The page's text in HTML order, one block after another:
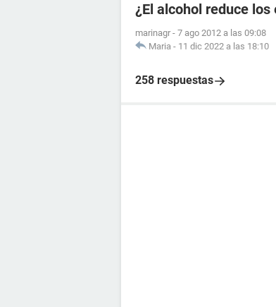
¿El alcohol reduce
marinagr - 7 ago 2012 a las 09:08
Maria - 11 dic 2022 a las 18:10
258 respuestas